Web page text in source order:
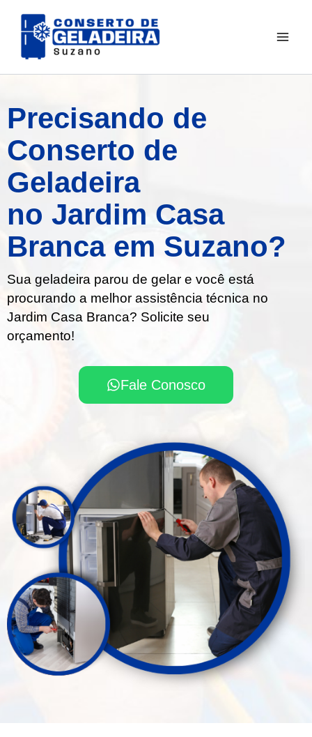
para
Precisando de
Conserto de
Geladeira
no Jardim Casa
Branca em Suzano?
Sua geladeira parou de gelar e você está
procurando a melhor assistência técnica no
Jardim Casa Branca? Solicite seu
orçamento!
Fale Conosco